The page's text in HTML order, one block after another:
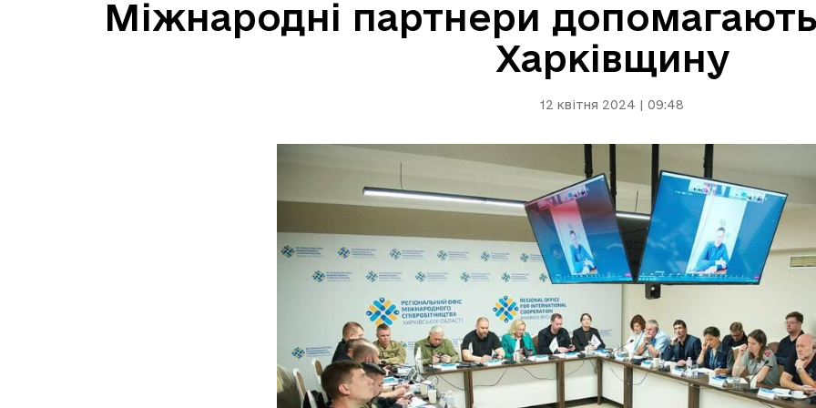
Міжнародні партнери
Харківщину
12 квітня 2024 | 09:48